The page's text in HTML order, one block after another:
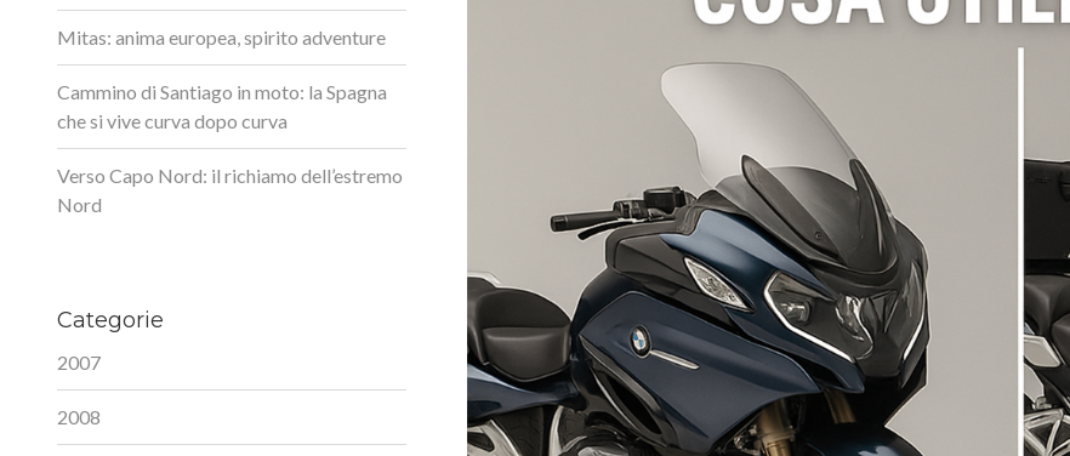
Mitas: anima europea, spirito adventure
Cammino di Santiago in moto: la Spagna
che si vive curva dopo curva
Verso Capo Nord: il richiamo dell’estremo
Nord
Categorie
2007
2008